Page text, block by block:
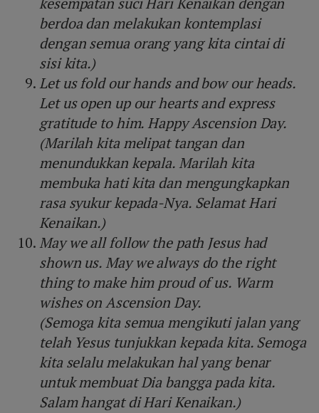
berdoa dan melakukan kontemplasi
dengan semua orang yang kita cintai di
sisi kita.)
Let us fold our hands and bow our heads.
Let us open up our hearts and express
gratitude to him. Happy Ascension Day.
(Marilah kita melipat tangan dan
menundukkan kepala. Marilah kita
membuka hati kita dan mengungkapkan
rasa syukur kepada-Nya. Selamat Hari
Kenaikan.)
May we all follow the path Jesus had
shown us. May we always do the right
thing to make him proud of us. Warm
wishes on Ascension Day.
(Semoga kita semua mengikuti jalan yang
telah Yesus tunjukkan kepada kita. Semoga
kita selalu melakukan hal yang benar
untuk membuat Dia bangga pada kita.
Salam hangat di Hari Kenaikan.)